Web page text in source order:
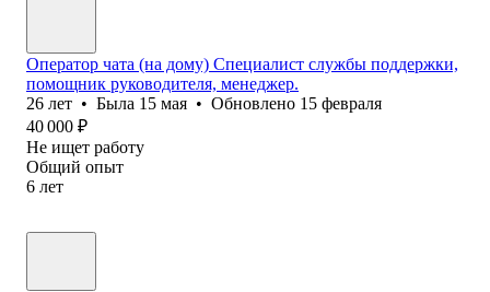
Оператор чата (на дому) Специалист службы поддержки,
помощник руководителя, менеджер.
26 лет • Была 15 мая • Обновлено 15 февраля
40 000 ₽
Не ищет работу
Общий опыт
6 лет